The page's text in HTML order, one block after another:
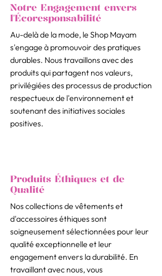
Notre Engagement envers
l'Écoresponsabilité
Au-delà de la mode, le Shop Mayam
s'engage à promouvoir des pratiques
durables. Nous travaillons avec des
produits qui partagent nos valeurs,
privilégiées des processus de production
respectueux de l'environnement et
soutenant des initiatives sociales
positives.
Produits Éthiques et de
Qualité
Nos collections de vêtements et
d'accessoires éthiques sont
soigneusement sélectionnées pour leur
qualité exceptionnelle et leur
engagement envers la durabilité. En
travaillant avec nous, vous